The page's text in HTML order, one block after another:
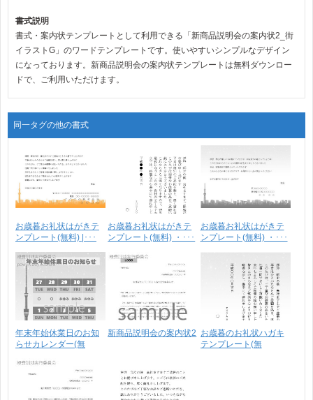
書式説明
書式・案内状テンプレートとして利用できる「新商品説明会の案内状2_街
イラストG」のワードテンプレートです。使いやすいシンプルなデザイン
になっております。新商品説明会の案内状テンプレートは無料ダウンロー
ドで、ご利用いただけます。
同一タグの他の書式
お歳暮お礼状はがきテ
ンプレート(無料) |･･･
お歳暮お礼状はがきテ
ンプレート(無料) ・･･･
お歳暮お礼状はがきテ
ンプレート(無料) ・･･･
年末年始休業日のお知
らせカレンダー(無
新商品説明会の案内状2 お歳暮のお礼状ハガキ
テンプレート(無